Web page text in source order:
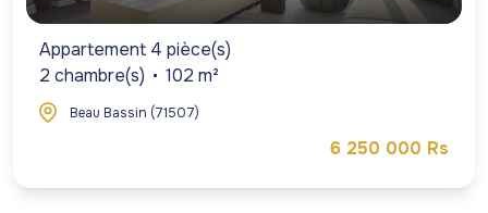
Appartement 4 pièce(s)
2 chambre(s)
102 m²
Beau Bassin (71507)
6 250 000 Rs